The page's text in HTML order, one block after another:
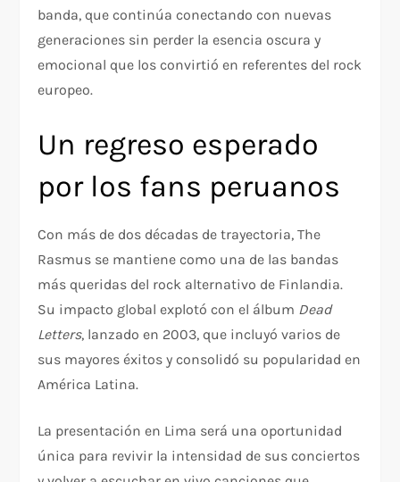
banda, que continúa conectando con nuevas
generaciones sin perder la esencia oscura y
emocional que los convirtió en referentes del rock
europeo.
Un regreso esperado
por los fans peruanos
Con más de dos décadas de trayectoria, The
Rasmus se mantiene como una de las bandas
más queridas del rock alternativo de Finlandia.
Su impacto global explotó con el álbum Dead
Letters, lanzado en 2003, que incluyó varios de
sus mayores éxitos y consolidó su popularidad en
América Latina.
La presentación en Lima será una oportunidad
única para revivir la intensidad de sus conciertos